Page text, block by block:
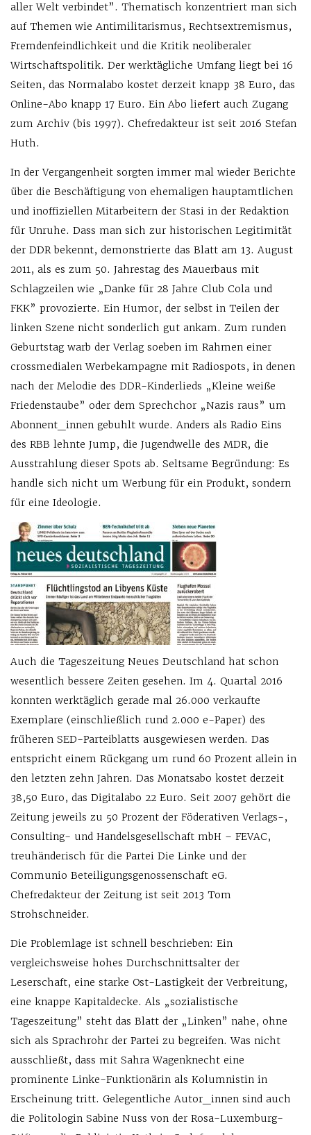
aller Welt verbindet”. Thematisch konzentriert man sich
auf Themen wie Antimilitarismus, Rechtsextremismus,
Fremdenfeindlichkeit und die Kritik neoliberaler
Wirtschaftspolitik. Der werktägliche Umfang liegt bei 16
Seiten, das Normalabo kostet derzeit knapp 38 Euro, das
Online-Abo knapp 17 Euro. Ein Abo liefert auch Zugang
zum Archiv (bis 1997). Chefredakteur ist seit 2016 Stefan
Huth.
In der Vergangenheit sorgten immer mal wieder Berichte
über die Beschäftigung von ehemaligen hauptamtlichen
und inoffiziellen Mitarbeitern der Stasi in der Redaktion
für Unruhe. Dass man sich zur historischen Legitimität
der DDR bekennt, demonstrierte das Blatt am 13. August
2011, als es zum 50. Jahrestag des Mauerbaus mit
Schlagzeilen wie „Danke für 28 Jahre Club Cola und
FKK” provozierte. Ein Humor, der selbst in Teilen der
linken Szene nicht sonderlich gut ankam. Zum runden
Geburtstag warb der Verlag soeben im Rahmen einer
crossmedialen Werbekampagne mit Radiospots, in denen
nach der Melodie des DDR-Kinderlieds „Kleine weiße
Friedenstaube” oder dem Sprechchor „Nazis raus” um
Abonnent_innen gebuhlt wurde. Anders als Radio Eins
des RBB lehnte Jump, die Jugendwelle des MDR, die
Ausstrahlung dieser Spots ab. Seltsame Begründung: Es
handle sich nicht um Werbung für ein Produkt, sondern
für eine Ideologie.
Auch die Tageszeitung Neues Deutschland hat schon
wesentlich bessere Zeiten gesehen. Im 4. Quartal 2016
konnten werktäglich gerade mal 26.000 verkaufte
Exemplare (einschließlich rund 2.000 e-Paper) des
früheren SED-Parteiblatts ausgewiesen werden. Das
entspricht einem Rückgang um rund 60 Prozent allein in
den letzten zehn Jahren. Das Monatsabo kostet derzeit
38,50 Euro, das Digital­abo 22 Euro. Seit 2007 gehört die
Zeitung jeweils zu 50 Prozent der Föderativen Verlags-,
Consulting- und Handelsgesellschaft mbH – FEVAC,
treuhänderisch für die Partei Die Linke und der
Communio Beteiligungsgenossenschaft eG.
Chefredakteur der Zeitung ist seit 2013 Tom
Strohschneider.
Die Problemlage ist schnell beschrieben: Ein
vergleichsweise hohes Durchschnittsalter der
Leserschaft, eine starke Ost-Lastigkeit der Verbreitung,
eine knappe Kapitaldecke. Als „sozialistische
Tageszeitung” steht das Blatt der „Linken” nahe, ohne
sich als Sprachrohr der Partei zu begreifen. Was nicht
ausschließt, dass mit Sahra Wagenknecht eine
prominente Linke-Funktionärin als Kolumnistin in
Erscheinung tritt. Gelegentliche Autor_innen sind auch
die Politologin Sabine Nuss von der Rosa-Luxemburg-